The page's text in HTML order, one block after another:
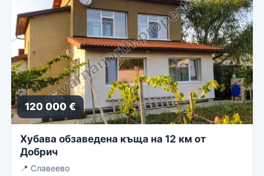
120 000 €
Хубава обзаведена къща на 12 км от
Добрич
📍 Славеево